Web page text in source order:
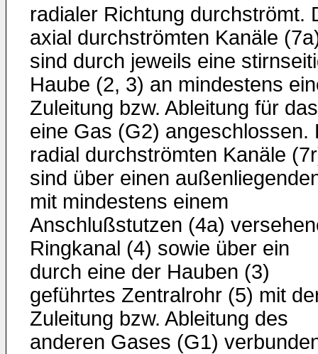
radialer Richtung durchströmt.
axial durchströmten Kanäle
sind durch jeweils eine
Haube (2, 3) an mindestens
Zuleitung bzw. Ableitung für das
eine Gas (G2) angeschlossen.
radial durchströmten Kanäle
sind über einen
mit mindestens einem
Anschlußstutzen (4a)
Ringkanal (4) sowie über ein
durch eine der Hauben (3)
geführtes Zentralrohr (5) mit
Zuleitung bzw. Ableitung des
anderen Gases (G1)